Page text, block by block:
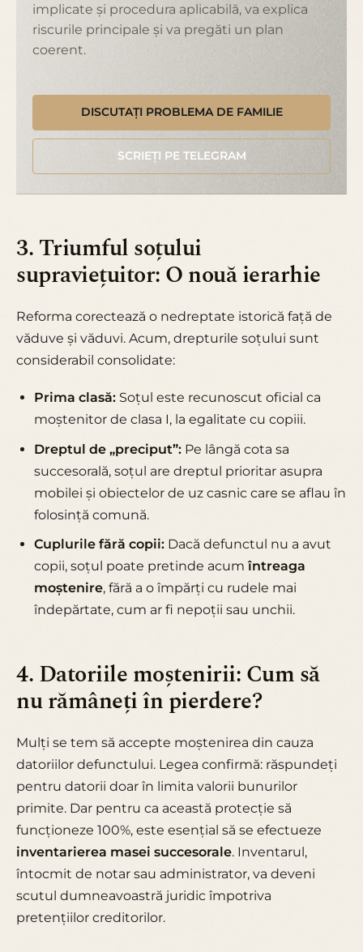
implicate și procedura aplicabilă, va explica
riscurile principale și va pregăti un plan
coerent.
DISCUTAȚI PROBLEMA DE FAMILIE
SCRIEȚI PE TELEGRAM
3. Triumful soțului
supraviețuitor: O nouă ierarhie
Reforma corectează o nedreptate istorică față de
văduve și văduvi. Acum, drepturile soțului sunt
considerabil consolidate:
Prima clasă:Soțul este recunoscut oficial ca
moștenitor de clasa I, la egalitate cu copiii.
Dreptul de „preciput”:Pe lângă cota sa
succesorală, soțul are dreptul prioritar asupra
mobilei și obiectelor de uz casnic care se aflau în
folosință comună.
Cuplurile fără copii:Dacă defunctul nu a avut
copii, soțul poate pretinde acum întreaga
moștenire, fără a o împărți cu rudele mai
îndepărtate, cum ar fi nepoții sau unchii.
4. Datoriile moștenirii: Cum să
nu rămâneți în pierdere?
Mulți se tem să accepte moștenirea din cauza
datoriilor defunctului. Legea confirmă: răspundeți
pentru datorii doar în limita valorii bunurilor
primite. Dar pentru ca această protecție să
funcționeze 100%, este esențial să se efectueze
inventarierea masei succesorale. Inventarul,
întocmit de notar sau administrator, va deveni
scutul dumneavoastră juridic împotriva
pretențiilor creditorilor.